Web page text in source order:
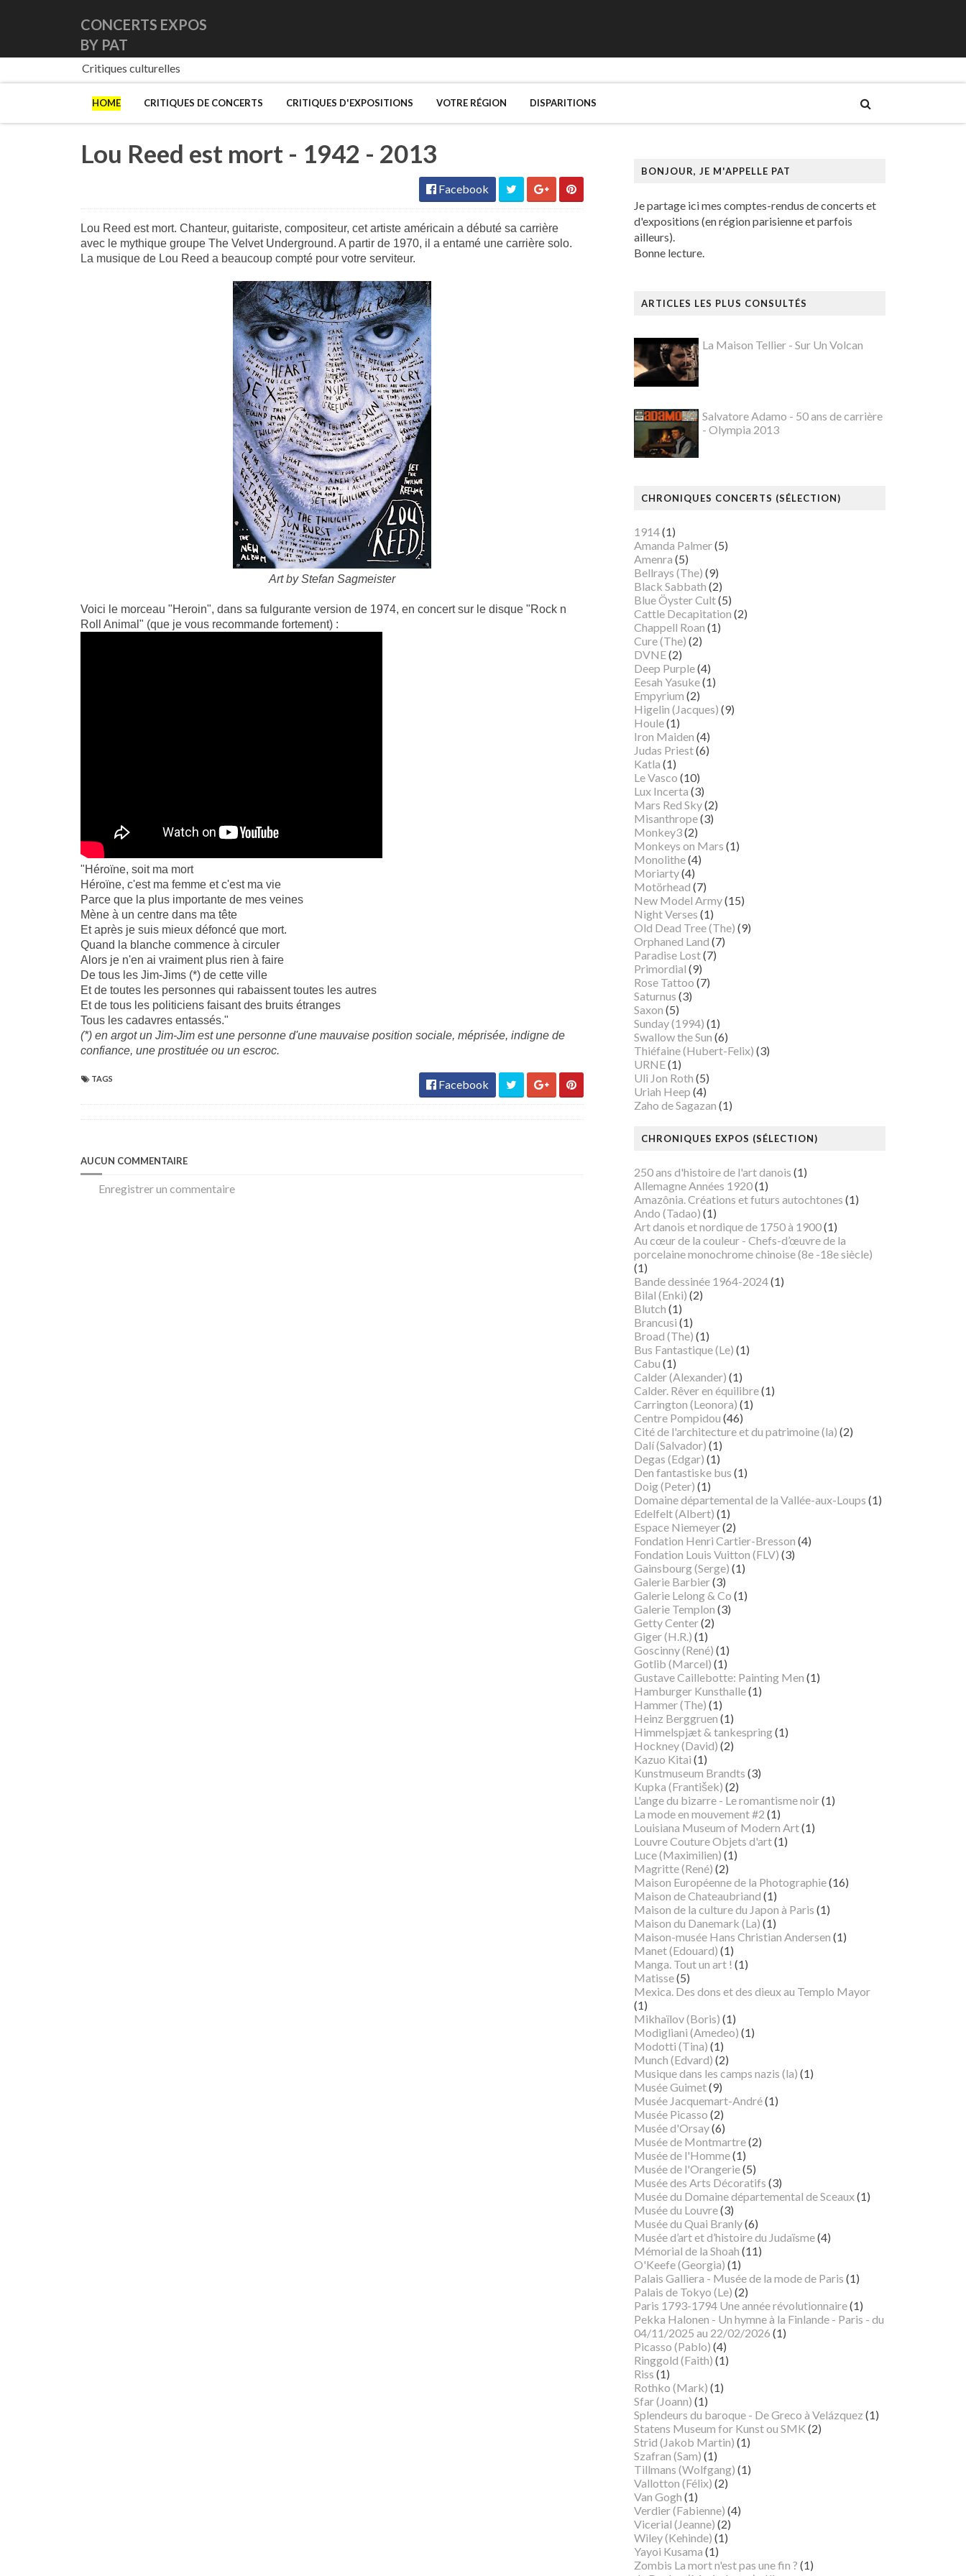
CONCERTS EXPOS
BY PAT
Critiques culturelles
HOME CRITIQUES DE CONCERTS CRITIQUES D'EXPOSITIONS VOTRE RÉGION DISPARITIONS
Lou Reed est mort - 1942 - 2013
Facebook
Lou Reed est mort. Chanteur, guitariste, compositeur, cet artiste américain a débuté sa carrière
avec le mythique groupe The Velvet Underground. A partir de 1970, il a entamé une carrière solo.
La musique de Lou Reed a beaucoup compté pour votre serviteur.
Art by Stefan Sagmeister
Voici le morceau "Heroin", dans sa fulgurante version de 1974, en concert sur le disque "Rock n
Roll Animal" (que je vous recommande fortement) :
"Héroïne, soit ma mort
Héroïne, c'est ma femme et c'est ma vie
Parce que la plus importante de mes veines
Mène à un centre dans ma tête
Et après je suis mieux défoncé que mort.
Quand la blanche commence à circuler
Alors je n'en ai vraiment plus rien à faire
De tous les Jim-Jims (*) de cette ville
Et de toutes les personnes qui rabaissent toutes les autres
Et de tous les politiciens faisant des bruits étranges
Tous les cadavres entassés."
(*) en argot un Jim-Jim est une personne d'une mauvaise position sociale, méprisée, indigne de
confiance, une prostituée ou un escroc.
TAGS Facebook
AUCUN COMMENTAIRE
Enregistrer un commentaire
BONJOUR, JE M'APPELLE PAT
Je partage ici mes comptes-rendus de concerts et
d'expositions (en région parisienne et parfois
ailleurs).
Bonne lecture.
ARTICLES LES PLUS CONSULTÉS
La Maison Tellier - Sur Un Volcan
Salvatore Adamo - 50 ans de carrière
- Olympia 2013
CHRONIQUES CONCERTS (SÉLECTION)
1914(1)
Amanda Palmer(5)
Amenra (5)
Bellrays (The) (9)
Black Sabbath (2)
Blue Öyster Cult(5)
Cattle Decapitation (2)
Chappell Roan (1)
Cure (The) (2)
DVNE(2)
Deep Purple(4)
Eesah Yasuke(1)
Empyrium (2)
Higelin (Jacques) (9)
Houle(1)
Iron Maiden (4)
Judas Priest(6)
Katla (1)
Le Vasco (10)
Lux Incerta (3)
Mars Red Sky(2)
Misanthrope(3)
Monkey3(2)
Monkeys on Mars (1)
Monolithe(4)
Moriarty(4)
Motörhead (7)
New Model Army(15)
Night Verses (1)
Old Dead Tree (The) (9)
Orphaned Land (7)
Paradise Lost(7)
Primordial (9)
Rose Tattoo (7)
Saturnus (3)
Saxon (5)
Sunday (1994) (1)
Swallow the Sun (6)
Thiéfaine (Hubert-Felix) (3)
URNE(1)
Uli Jon Roth (5)
Uriah Heep (4)
Zaho de Sagazan (1)
CHRONIQUES EXPOS (SÉLECTION)
250 ans d'histoire de l'art danois (1)
Allemagne Années 1920(1)
Amazônia. Créations et futurs autochtones (1)
Ando (Tadao) (1)
Art danois et nordique de 1750 à 1900(1)
Au cœur de la couleur - Chefs-d’œuvre de la
porcelaine monochrome chinoise (8e -18e siècle)
(1)
Bande dessinée 1964-2024(1)
Bilal (Enki) (2)
Blutch (1)
Brancusi (1)
Broad (The) (1)
Bus Fantastique (Le) (1)
Cabu (1)
Calder (Alexander) (1)
Calder. Rêver en équilibre(1)
Carrington (Leonora) (1)
Centre Pompidou (46)
Cité de l'architecture et du patrimoine (la) (2)
Dalí (Salvador) (1)
Degas (Edgar) (1)
Den fantastiske bus (1)
Doig (Peter) (1)
Domaine départemental de la Vallée-aux-Loups (1)
Edelfelt (Albert) (1)
Espace Niemeyer(2)
Fondation Henri Cartier-Bresson (4)
Fondation Louis Vuitton (FLV) (3)
Gainsbourg (Serge) (1)
Galerie Barbier(3)
Galerie Lelong & Co (1)
Galerie Templon (3)
Getty Center(2)
Giger (H.R.) (1)
Goscinny (René) (1)
Gotlib (Marcel) (1)
Gustave Caillebotte: Painting Men (1)
Hamburger Kunsthalle(1)
Hammer (The) (1)
Heinz Berggruen (1)
Himmelspjæt & tankespring(1)
Hockney (David) (2)
Kazuo Kitai (1)
Kunstmuseum Brandts (3)
Kupka (František) (2)
L'ange du bizarre - Le romantisme noir(1)
La mode en mouvement #2 (1)
Louisiana Museum of Modern Art(1)
Louvre Couture Objets d'art(1)
Luce (Maximilien) (1)
Magritte (René) (2)
Maison Européenne de la Photographie(16)
Maison de Chateaubriand (1)
Maison de la culture du Japon à Paris (1)
Maison du Danemark (La) (1)
Maison-musée Hans Christian Andersen (1)
Manet (Edouard) (1)
Manga. Tout un art ! (1)
Matisse(5)
Mexica. Des dons et des dieux au Templo Mayor
(1)
Mikhaïlov (Boris) (1)
Modigliani (Amedeo) (1)
Modotti (Tina) (1)
Munch (Edvard) (2)
Musique dans les camps nazis (la) (1)
Musée Guimet(9)
Musée Jacquemart-André(1)
Musée Picasso (2)
Musée d'Orsay(6)
Musée de Montmartre(2)
Musée de l'Homme(1)
Musée de l'Orangerie(5)
Musée des Arts Décoratifs (3)
Musée du Domaine départemental de Sceaux(1)
Musée du Louvre(3)
Musée du Quai Branly(6)
Musée d’art et d’histoire du Judaïsme(4)
Mémorial de la Shoah (11)
O'Keefe (Georgia) (1)
Palais Galliera - Musée de la mode de Paris (1)
Palais de Tokyo (Le) (2)
Paris 1793-1794 Une année révolutionnaire(1)
Pekka Halonen - Un hymne à la Finlande - Paris - du
04/11/2025 au 22/02/2026 (1)
Picasso (Pablo) (4)
Ringgold (Faith) (1)
Riss (1)
Rothko (Mark) (1)
Sfar (Joann) (1)
Splendeurs du baroque - De Greco à Velázquez (1)
Statens Museum for Kunst ou SMK (2)
Strid (Jakob Martin) (1)
Szafran (Sam) (1)
Tillmans (Wolfgang) (1)
Vallotton (Félix) (2)
Van Gogh (1)
Verdier (Fabienne) (4)
Vicerial (Jeanne) (2)
Wiley (Kehinde) (1)
Yayoi Kusama (1)
Zombis La mort n'est pas une fin ? (1)